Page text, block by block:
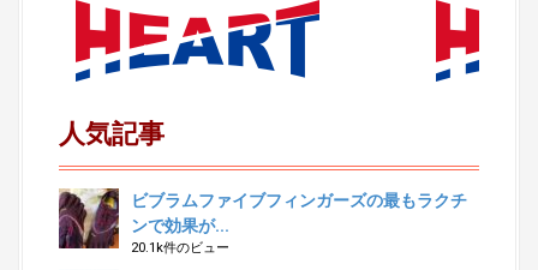
人気記事
ビブラムファイブフィンガーズの最もラクチ
ンで効果が...
20.1k件のビュー